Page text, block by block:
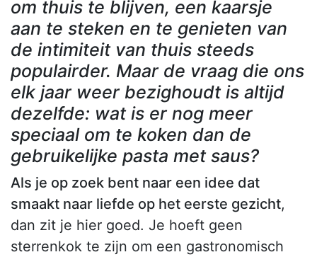
om thuis te blijven, een kaarsje
aan te steken en te genieten van
de intimiteit van thuis steeds
populairder. Maar de vraag die ons
elk jaar weer bezighoudt is altijd
dezelfde: wat is er nog meer
speciaal om te koken dan de
gebruikelijke pasta met saus?
Als je op zoek bent naar een idee dat
smaakt naar liefde op het eerste gezicht,
dan zit je hier goed. Je hoeft geen
sterrenkok te zijn om een gastronomisch